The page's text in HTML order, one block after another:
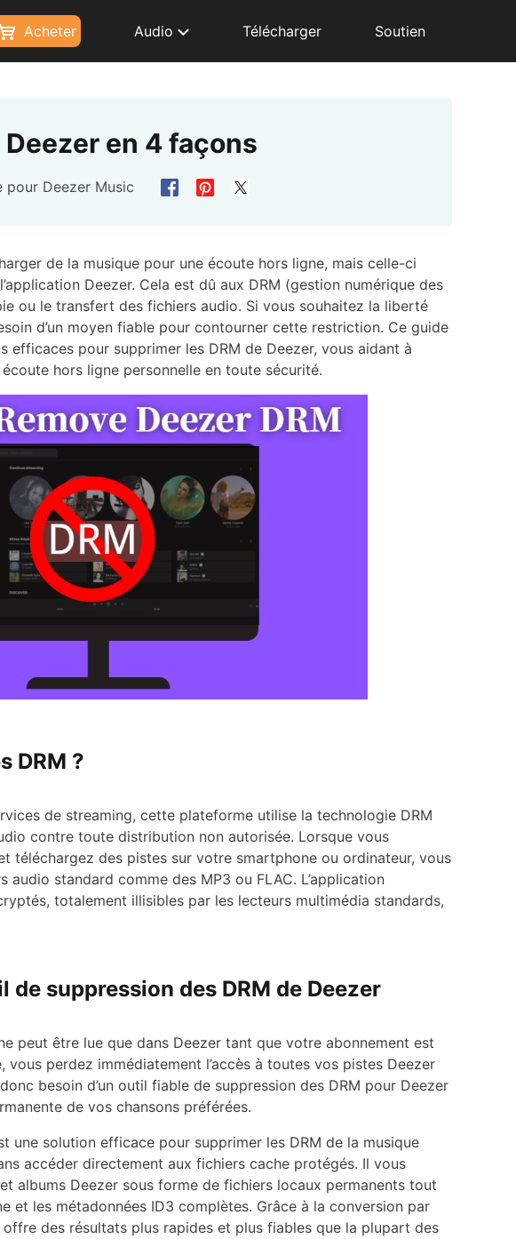
Acheter Audio Télécharger Soutien
en 4 façons
pour Deezer Music
de la musique pour une écoute hors ligne, mais celle-ci
Deezer. Cela est dû aux DRM (gestion numérique des
ou le transfert des fichiers audio. Si vous souhaitez la liberté
d’un moyen fiable pour contourner cette restriction. Ce guide
efficaces pour supprimer les DRM de Deezer, vous aidant à
hors ligne personnelle en toute sécurité.
DRM ?
de streaming, cette plateforme utilise la technologie DRM
contre toute distribution non autorisée. Lorsque vous
téléchargez des pistes sur votre smartphone ou ordinateur, vous
audio standard comme des MP3 ou FLAC. L’application
totalement illisibles par les lecteurs multimédia standards,
suppression des DRM de Deezer
peut être lue que dans Deezer tant que votre abonnement est
perdez immédiatement l’accès à toutes vos pistes Deezer
besoin d’un outil fiable de suppression des DRM pour Deezer
de vos chansons préférées.
une solution efficace pour supprimer les DRM de la musique
accéder directement aux fichiers cache protégés. Il vous
albums Deezer sous forme de fichiers locaux permanents tout
et les métadonnées ID3 complètes. Grâce à la conversion par
des résultats plus rapides et plus fiables que la plupart des